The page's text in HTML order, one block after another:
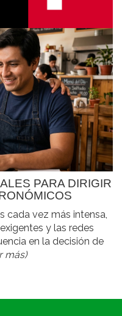
PARA DIRIGIR
cada vez más intensa,
y las redes
en la decisión de
más)